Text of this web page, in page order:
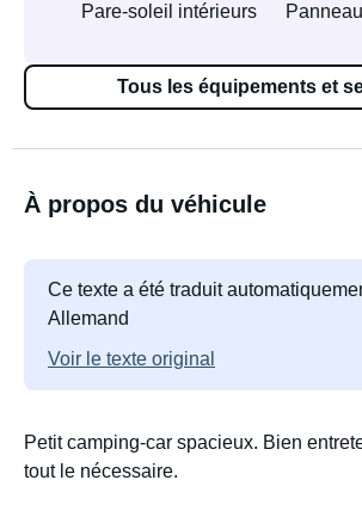
Pare-soleil intérieurs
Tous les équipements et
À propos du véhicule
Ce texte a été traduit
Allemand
Voir le texte original
Petit camping-car spacieux. Bien
tout le nécessaire.